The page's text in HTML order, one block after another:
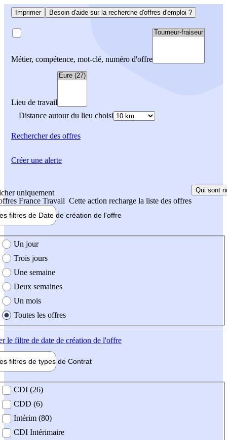
Imprimer Besoin d'aide sur la recherche d'offres d'emploi ?
Métier, compétence, mot-clé, numéro d'offre
Lieu de travail
Distance autour du lieu choisi
Rechercherdes offres
uniquement
France Travail Cette action recharge la liste des offres
Qui sont
filtres de Date de création de l'offre
création de l'offre
Un jour
Trois jours
Une semaine
Deux semaines
Un mois
Toutes les offres
le filtre de date de création de l'offre
filtres de types de Contrat
contrat
CDI (26)
CDD (6)
Intérim (80)
CDI Intérimaire
Créer une alerte